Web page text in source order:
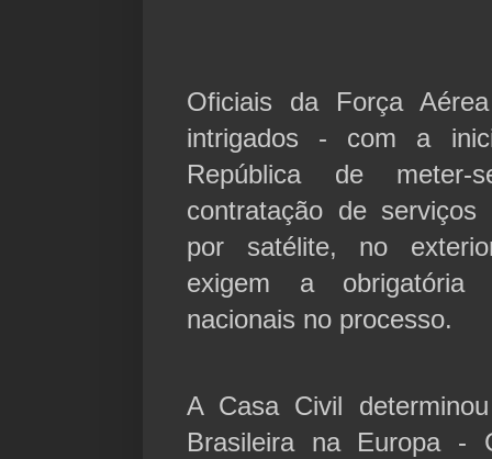
Oficiais da Força
intrigados - com a
República de
contratação de
por satélite, no
exigem a obrigatória
nacionais no processo.
A Casa Civil
Brasileira na Europa -